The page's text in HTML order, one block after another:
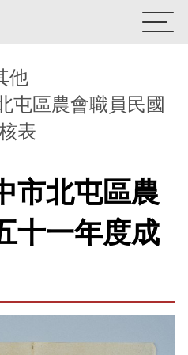
鹿窟事件
安康接待室
送物單
他
屯區農會職員民國
表
市北屯區農
十一年度成